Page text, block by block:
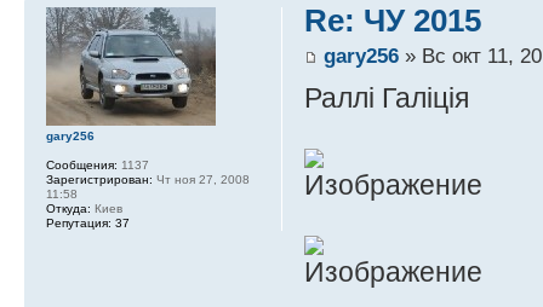
Re: ЧУ 2015
gary256» Вс окт 11,
Раллi Галiцiя
gary256
Сообщения: 1137
Зарегистрирован: Чт ноя 27, 2008
11:58
Откуда: Киев
Репутация: 37